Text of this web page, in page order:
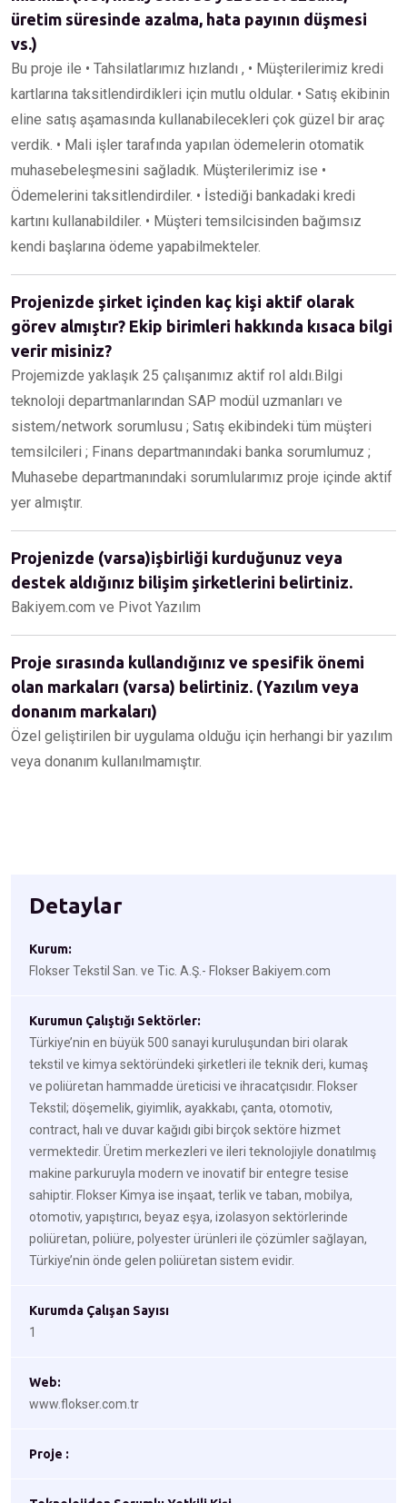
üretim süresinde azalma, hata payının düşmesi
vs.)
Bu proje ile • Tahsilatlarımız hızlandı , • Müşterilerimiz kredi
kartlarına taksitlendirdikleri için mutlu oldular. • Satış ekibinin
eline satış aşamasında kullanabilecekleri çok güzel bir araç
verdik. • Mali işler tarafında yapılan ödemelerin otomatik
muhasebeleşmesini sağladık. Müşterilerimiz ise •
Ödemelerini taksitlendirdiler. • İstediği bankadaki kredi
kartını kullanabildiler. • Müşteri temsilcisinden bağımsız
kendi başlarına ödeme yapabilmekteler.
Projenizde şirket içinden kaç kişi aktif olarak
görev almıştır? Ekip birimleri hakkında kısaca bilgi
verir misiniz?
Projemizde yaklaşık 25 çalışanımız aktif rol aldı.Bilgi
teknoloji departmanlarından SAP modül uzmanları ve
sistem/network sorumlusu ; Satış ekibindeki tüm müşteri
temsilcileri ; Finans departmanındaki banka sorumlumuz ;
Muhasebe departmanındaki sorumlularımız proje içinde aktif
yer almıştır.
Projenizde (varsa)işbirliği kurduğunuz veya
destek aldığınız bilişim şirketlerini belirtiniz.
Bakiyem.com ve Pivot Yazılım
Proje sırasında kullandığınız ve spesifik önemi
olan markaları (varsa) belirtiniz. (Yazılım veya
donanım markaları)
Özel geliştirilen bir uygulama olduğu için herhangi bir yazılım
veya donanım kullanılmamıştır.
Detaylar
Kurum:
Flokser Tekstil San. ve Tic. A.Ş.- Flokser Bakiyem.com
Kurumun Çalıştığı Sektörler:
Türkiye’nin en büyük 500 sanayi kuruluşundan biri olarak
tekstil ve kimya sektöründeki şirketleri ile teknik deri, kumaş
ve poliüretan hammadde üreticisi ve ihracatçısıdır. Flokser
Tekstil; döşemelik, giyimlik, ayakkabı, çanta, otomotiv,
contract, halı ve duvar kağıdı gibi birçok sektöre hizmet
vermektedir. Üretim merkezleri ve ileri teknolojiyle donatılmış
makine parkuruyla modern ve inovatif bir entegre tesise
sahiptir. Flokser Kimya ise inşaat, terlik ve taban, mobilya,
otomotiv, yapıştırıcı, beyaz eşya, izolasyon sektörlerinde
poliüretan, poliüre, polyester ürünleri ile çözümler sağlayan,
Türkiye’nin önde gelen poliüretan sistem evidir.
Kurumda Çalışan Sayısı
1
Web:
www.flokser.com.tr
Proje :